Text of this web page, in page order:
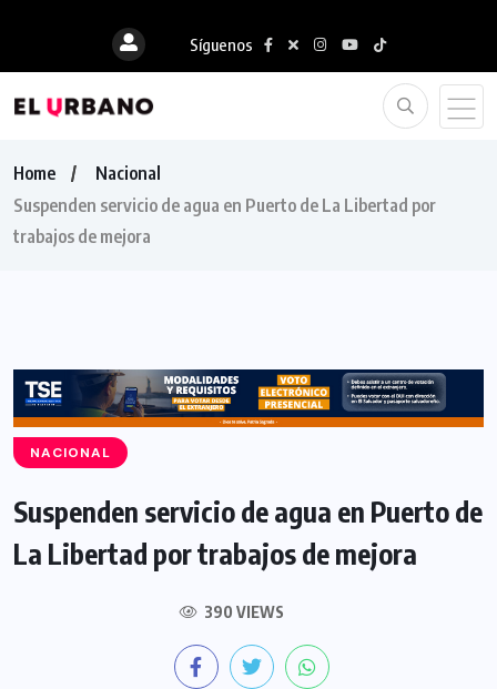
Síguenos
Home
Nacional
Suspenden servicio de agua en Puerto de La Libertad por
trabajos de mejora
NACIONAL
Suspenden servicio de agua en Puerto de
La Libertad por trabajos de mejora
390 VIEWS